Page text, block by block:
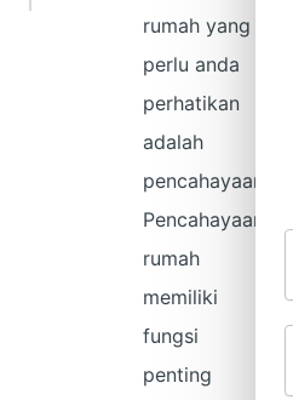
rumah yang
perlu anda
perhatikan
adalah
pencahayaan.
Pencahayaan
rumah
memiliki
fungsi
penting